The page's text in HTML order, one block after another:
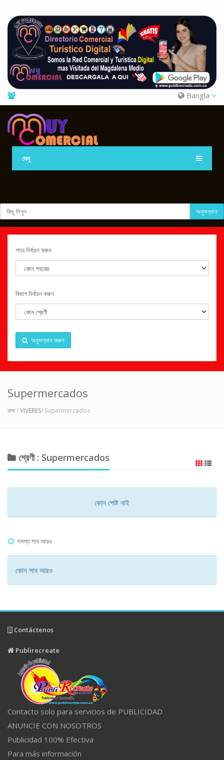
Bangla
মেনু
অনুসন্ধান
শহর নির্বাচন করুন
বিভাগ নির্বাচন করুন
অনুসন্ধান করুন
Supermercados
বাসা/VIVERES/ Supermercados
শ্রেণী : Supermercados
কোন পোষ্ট নাই
সমস্ত সাব আরও
কোন সাব আরও
Contáctenos
Publirecreate
Contacto solo para servicios de PUBLICIDAD
ANUNCIE CON NOSOTROS
Publicidad 100% Efectiva
Para más información